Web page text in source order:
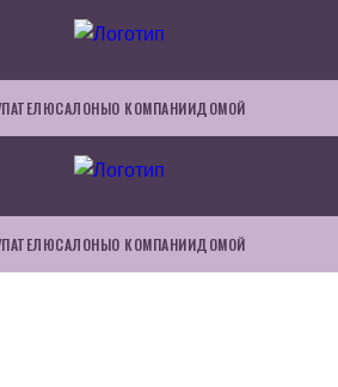
САЛОНЫО КОМПАНИИДОМОЙ
САЛОНЫО КОМПАНИИДОМОЙ